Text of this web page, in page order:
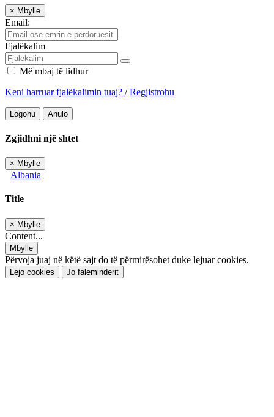
× Mbylle
Email:
Fjalëkalim
Më mbaj të lidhur
Keni harruar fjalëkalimin tuaj? /Regjistrohu
Logohu Anulo
Zgjidhni një shtet
× Mbylle
Albania
Title
× Mbylle
Content...
Mbylle
Përvoja juaj në këtë sajt do të përmirësohet duke lejuar cookies.
Lejo cookies Jo faleminderit